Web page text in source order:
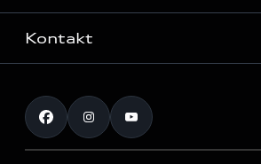
Laoautod
Müügikampaaniad
Audi Liising 1%
Teenindus
Originaalosad
Audi Tallinn
Pärnu esindus
Audi Tartu
Kontakt
Kontakt
Registreeru proovisõidule